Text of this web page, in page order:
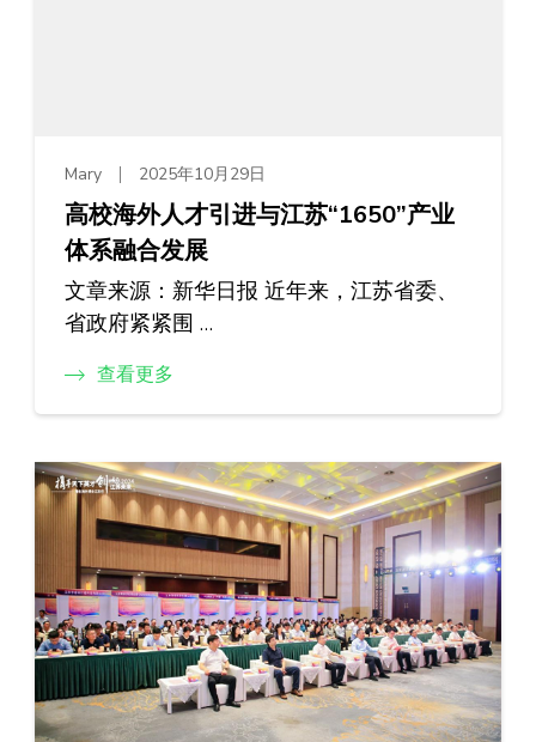
Mary 2025年10月29日
高校海外人才引进与江苏“1650”产业
体系融合发展
文章来源：新华日报 近年来，江苏省委、
省政府紧紧围 …
查看更多